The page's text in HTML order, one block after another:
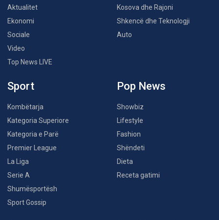
Aktualitet
Ekonomi
Sociale
Video
Top News LIVE
Kosova dhe Rajoni
Shkencë dhe Teknologji
Auto
Sport
Kombëtarja
Kategoria Superiore
Kategoria e Parë
Premier League
La Liga
Serie A
Shumësportësh
Sport Gossip
Pop News
Showbiz
Lifestyle
Fashion
Shëndeti
Dieta
Receta gatimi